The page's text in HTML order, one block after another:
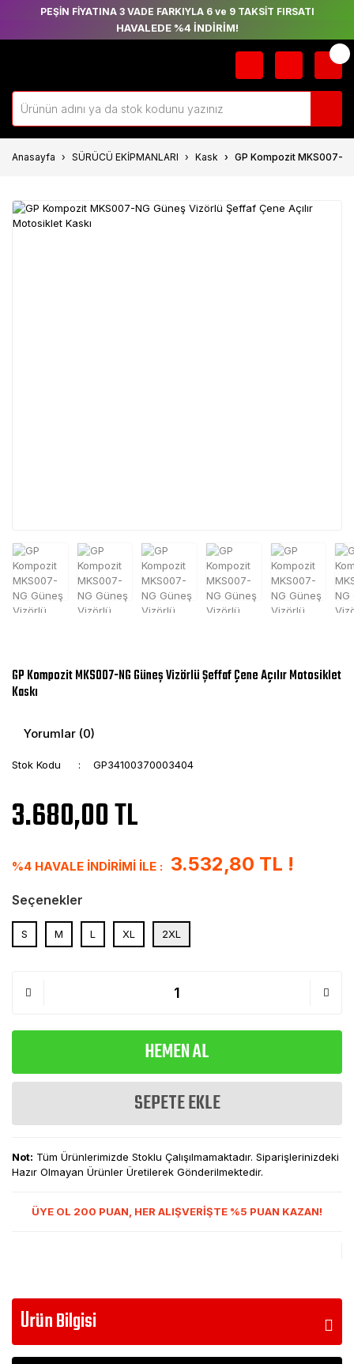
PEŞİN FİYATINA 3 VADE FARKIYLA 6 ve 9 TAKSİT FIRSATI
HAVALEDE %4 İNDİRİM!
Anasayfa SÜRÜCÜ EKİPMANLARI Kask GP Kompozit MKS007-
GP Kompozit MKS007-NG Güneş Vizörlü Şeffaf Çene Açılır Motosiklet
Kaskı
Yorumlar (0)
Stok Kodu GP34100370003404
3.680,00 TL
%4 HAVALE İNDİRİMİ İLE : 3.532,80 TL !
Seçenekler
S M L XL 2XL
HEMEN AL
SEPETE EKLE
Not: Tüm Ürünlerimizde Stoklu Çalışılmamaktadır. Siparişlerinizdeki
Hazır Olmayan Ürünler Üretilerek Gönderilmektedir.
ÜYE OL 200 PUAN, HER ALIŞVERİŞTE %5 PUAN KAZAN!
Ürün Bilgisi